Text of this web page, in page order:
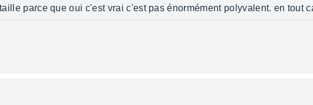
parce que oui c'est vrai c'est pas énormément polyvalent. en tout